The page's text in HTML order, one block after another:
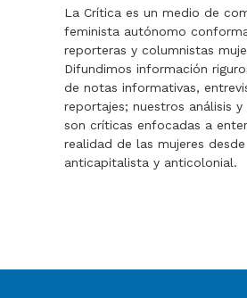
La Crítica es un medio de
feminista autónomo
reporteras y columnistas
Difundimos información
de notas informativas,
reportajes; nuestros análisis y
son críticas enfocadas a
realidad de las mujeres
anticapitalista y anticolonial.